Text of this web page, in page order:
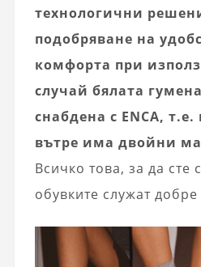
технологични
подобряване на
комфорта при
случай бялата
снабдена с ENCA,
вътре има двойни
Всичко това, за да сте
обувките служат